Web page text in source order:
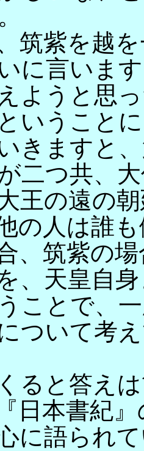
筑紫を越
に言いま
ようと思
いうこと
きますと
二つ共、
王の遠の
の人は誰
、筑紫の
、天皇自
ことで、
ついて考
ると答え
日本書紀
に語られ